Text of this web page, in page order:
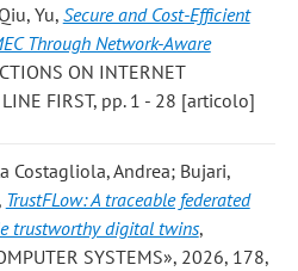
Yu, Secure and Cost-Efficient
Through Network-Aware
ON INTERNET
FIRST, pp. 1 - 28 [articolo]
Costagliola, Andrea; Bujari,
, TrustFLow: A traceable federated
trustworthy digital twins,
SYSTEMS», 2026, 178,